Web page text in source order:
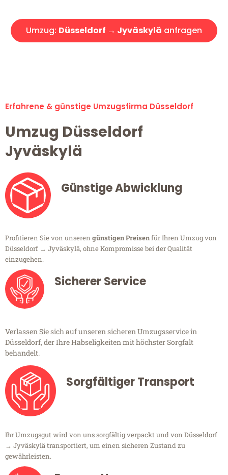
Umzug: Düsseldorf → Jyväskylä anfragen
Erfahrene & günstige Umzugsfirma Düsseldorf
Umzug Düsseldorf
Jyväskylä
Günstige Abwicklung
Profitieren Sie von unseren günstigen Preisenfür Ihren Umzug von
Düsseldorf → Jyväskylä, ohne Kompromisse bei der Qualität
einzugehen.
Sicherer Service
Verlassen Sie sich auf unseren sicheren Umzugsservice in
Düsseldorf, der Ihre Habseligkeiten mit höchster Sorgfalt
behandelt.
Sorgfältiger Transport
Ihr Umzugsgut wird von uns sorgfältig verpackt und von Düsseldorf
→ Jyväskylä transportiert, um einen sicheren Zustand zu
gewährleisten.